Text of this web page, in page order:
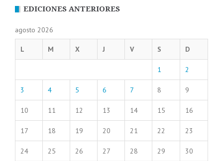
EDICIONES ANTERIORES
agosto 2026
L M X J V S D
1 2
3 4 5 6 7 8 9
10 11 12 13 14 15 16
17 18 19 20 21 22 23
24 25 26 27 28 29 30